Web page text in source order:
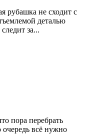
рубашка не сходит с
деталью
за...
пора перебрать
всё нужно